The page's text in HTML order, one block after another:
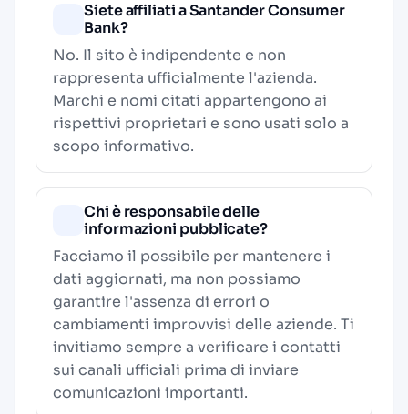
Siete affiliati a Santander Consumer
Bank?
No. Il sito è indipendente e non
rappresenta ufficialmente l'azienda.
Marchi e nomi citati appartengono ai
rispettivi proprietari e sono usati solo a
scopo informativo.
Chi è responsabile delle
informazioni pubblicate?
Facciamo il possibile per mantenere i
dati aggiornati, ma non possiamo
garantire l'assenza di errori o
cambiamenti improvvisi delle aziende. Ti
invitiamo sempre a verificare i contatti
sui canali ufficiali prima di inviare
comunicazioni importanti.